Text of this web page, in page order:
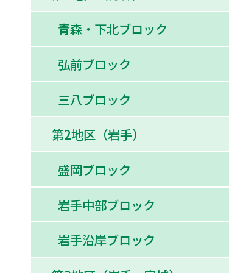
青森・下北ブロック
弘前ブロック
三八ブロック
第2地区（岩手）
盛岡ブロック
岩手中部ブロック
岩手沿岸ブロック